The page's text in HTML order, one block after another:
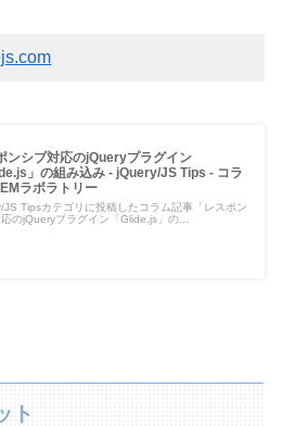
ンシブ対応のjQueryプラグイン
」の組み込み - jQuery/JS Tips - コラ
ラボラトリー
JS Tipsカテゴリに投稿したコラム記事「レスポン
のjQueryプラグイン「Glide.js」の...
ト